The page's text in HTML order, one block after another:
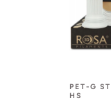
PET-G
HS